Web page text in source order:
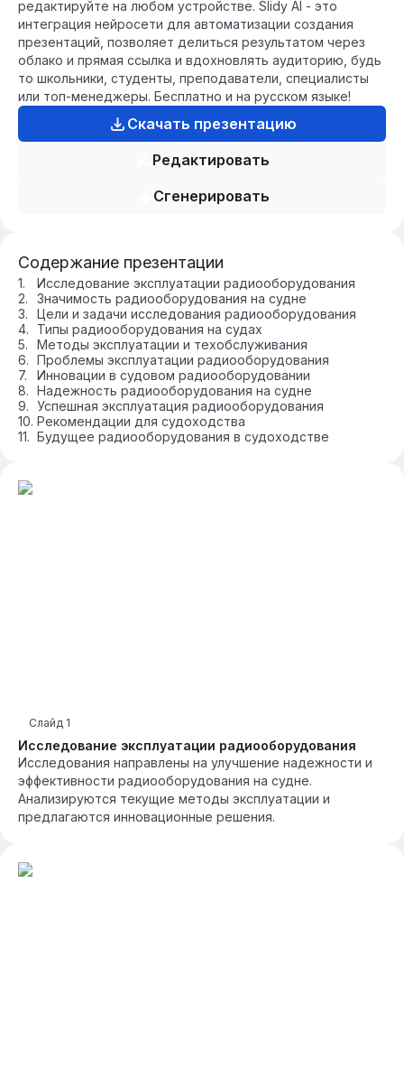
редактируйте на любом устройстве. Slidy AI - это
интеграция нейросети для автоматизации создания
презентаций, позволяет делиться результатом через
облако и прямая ссылка и вдохновлять аудиторию, будь
то школьники, студенты, преподаватели, специалисты
или топ-менеджеры. Бесплатно и на русском языке!
Скачать презентацию
Редактировать
Сгенерировать
Содержание презентации
Исследование эксплуатации радиооборудования
Значимость радиооборудования на судне
Цели и задачи исследования радиооборудования
Типы радиооборудования на судах
Методы эксплуатации и техобслуживания
Проблемы эксплуатации радиооборудования
Инновации в судовом радиооборудовании
Надежность радиооборудования на судне
Успешная эксплуатация радиооборудования
Рекомендации для судоходства
Будущее радиооборудования в судоходстве
Исследование эксплуатации радиооборудования
Слайд 1
Исследования направлены на улучшение надежности и
эффективности радиооборудования на судне.
Анализируются текущие методы эксплуатации и
предлагаются инновационные решения.